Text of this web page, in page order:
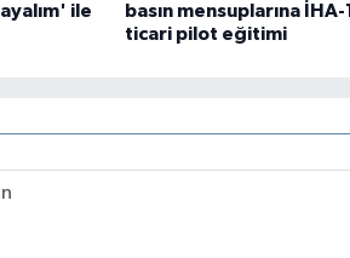
ile
basın mensuplarına İHA-1
ticari pilot eğitimi